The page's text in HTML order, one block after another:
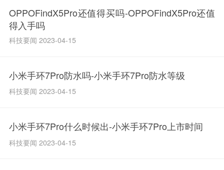
OPPOFindX5Pro还值得买吗-OPPOFindX5Pro还值
得入手吗
科技要闻 2023-04-15
小米手环7Pro防水吗-小米手环7Pro防水等级
科技要闻 2023-04-15
小米手环7Pro什么时候出-小米手环7Pro上市时间
科技要闻 2023-04-15